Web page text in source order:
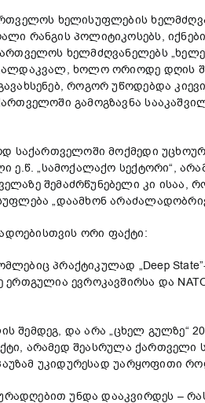
ხელისუფლების
რანგის პოლიტიკოსებს,
ხელმძღვანელებს
ხოლო ორიოდე დღის
როგორ უწოდებდა
გამოგზავნა
საქართველოში მოქმედი
ე.წ. „სამოქალაქო სექტორი“,
შემაძრწუნებელი კი ისაა,
„დაამხონ
ორი ფაქტი:
პრაქტიკულად „Deep
ევროკავშირსა და
შემდეგ, და არა „ცხელ გულზე“
არამედ შეასრულა
უკიდურესად უარყოფითი
უნდა დააკვირდეს –